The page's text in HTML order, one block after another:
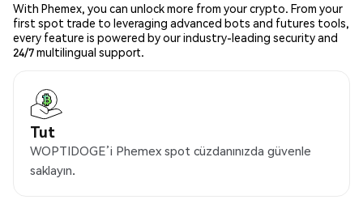
With Phemex, you can unlock more from your crypto. From your
first spot trade to leveraging advanced bots and futures tools,
every feature is powered by our industry-leading security and
24/7 multilingual support.
Tut
WOPTIDOGE’i Phemex spot cüzdanınızda güvenle
saklayın.